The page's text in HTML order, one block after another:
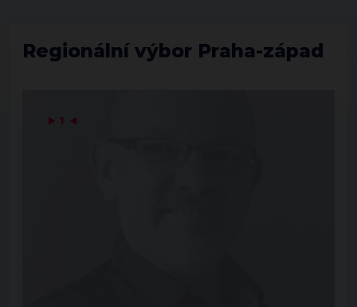
Regionální výbor Praha-západ
▶ 1 ◀